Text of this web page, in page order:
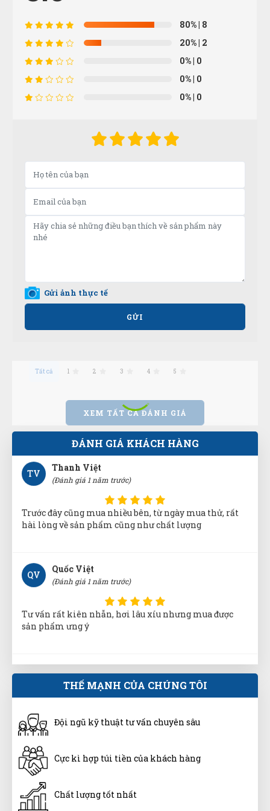
80%| 8
20%| 2
0%| 0
0%| 0
0%| 0
Gửi ảnh thực tế
GỬI
Tất cả 1 2 3 4 5
XEM TẤT CẢ ĐÁNH GIÁ
ĐÁNH GIÁ KHÁCH HÀNG
Sản phẩm tốt giao hàng nhanh ship thân thiện
Hà Nhật
(Đánh giá 1 năm trước)
HP
(Đánh giá 1 năm trước)
vote cho shop 5 sao hết nha mn vì quá là ưu đãi cho
khách
AN
An Nhiên
(Đánh giá 1 năm trước)
Thái độ phục vụ tốt, nhân viên niềm nở
(Đánh giá 1 năm trước)
Trước đây cũng mua nhiều bên, từ ngày mua thử, rất
hài lòng về sản phẩm cũng như chất lượng
Quốc Việt
(Đánh giá 1 năm trước)
Tư vấn rất kiên nhẫn, hơi lâu xíu nhưng mua được
Tuấn Anh
(Đánh giá 1 năm trước)
Mua bao nhiều cũng được miễn ship. quá đã
TN
Thiên Nhân
Đổi lần 2 do mình chọn nhầm size mà shop giải
quyết nhanh gọn lẹ
NH
Nguyễn Minh Hiếu
THẾ MẠNH CỦA CHÚNG TÔI
Đội ngũ kỹ thuật tư vấn chuyên sâu
Cực kì hợp túi tiền của khách hàng
Chất lượng tốt nhất